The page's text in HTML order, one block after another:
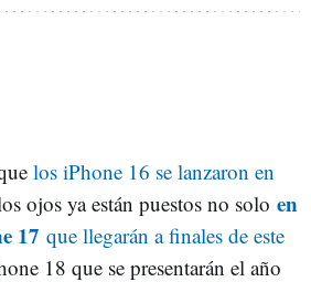
los iPhone 16 se lanzaron en
ojos ya están puestos no solo en
17 que llegarán a finales de este
18 que se presentarán el año